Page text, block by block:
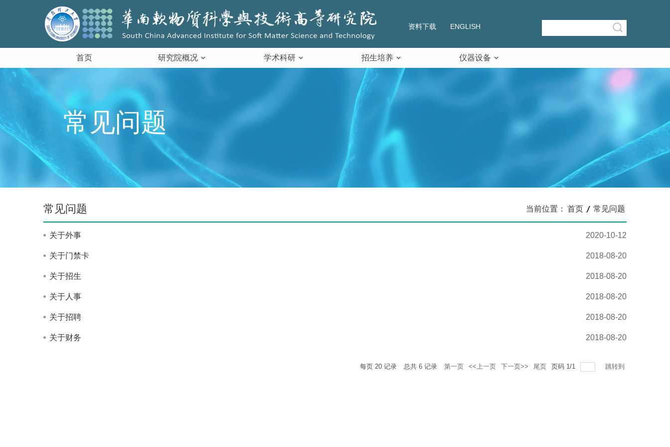
资料下载 ENGLISH
首页 研究院概况 学术科研 招生培养 仪器设备
常见问题
常见问题 当前位置： 首页 常见问题
关于外事 2020-10-12
关于门禁卡 2018-08-20
关于招生 2018-08-20
关于人事 2018-08-20
关于招聘 2018-08-20
关于财务 2018-08-20
每页 20 记录 总共 6 记录 第一页 <<上一页 下一页>> 尾页 页码 1/1 跳转到